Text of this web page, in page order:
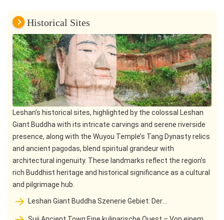
Historical Sites
Leshan’s historical sites, highlighted by the colossal Leshan
Giant Buddha with its intricate carvings and serene riverside
presence, along with the Wuyou Temple’s Tang Dynasty relics
and ancient pagodas, blend spiritual grandeur with
architectural ingenuity. These landmarks reflect the region’s
rich Buddhist heritage and historical significance as a cultural
and pilgrimage hub.